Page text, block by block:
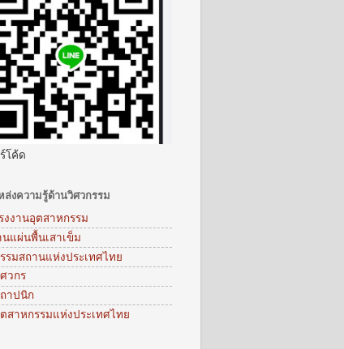
โค้ด
ล่งความรู้ด้านวิศวกรรม
งงานอุตสาหกรรม
นแผ่นพื้นเสาเข็ม
รมสถานแห่งประเทศไทย
วกร
าปนิก
สาหกรรมแห่งประเทศไทย